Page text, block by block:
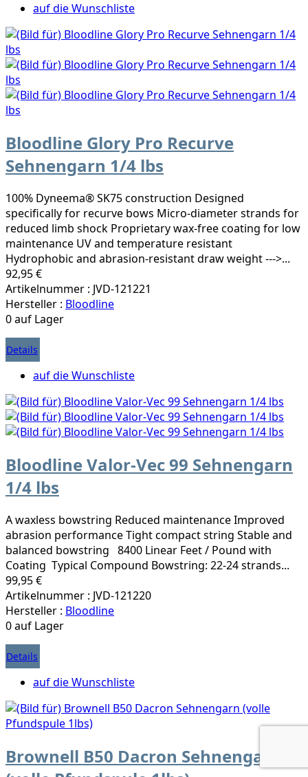
auf die Wunschliste
Bloodline Glory Pro Recurve
Sehnengarn 1/4 lbs
100% Dyneema® SK75 construction Designed
specifically for recurve bows Micro-diameter strands for
reduced limb shock Proprietary wax-free coating for low
maintenance UV and temperature resistant
Hydrophobic and abrasion-resistant draw weight --->...
92,95 €
Artikelnummer : JVD-121221
Hersteller : Bloodline
0 auf Lager
Details
auf die Wunschliste
Bloodline Valor-Vec 99 Sehnengarn
1/4 lbs
A waxless bowstring Reduced maintenance Improved
abrasion performance Tight compact string Stable and
balanced bowstring 8400 Linear Feet / Pound with
Coating Typical Compound Bowstring: 22-24 strands...
99,95 €
Artikelnummer : JVD-121220
Hersteller : Bloodline
0 auf Lager
Details
auf die Wunschliste
Brownell B50 Dacron Sehnengarn